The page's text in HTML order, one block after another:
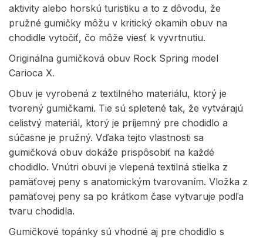
aktivity alebo horskú turistiku a to z dôvodu, že
pružné gumičky môžu v kritický okamih obuv na
chodidle vytočiť, čo môže viesť k vyvrtnutiu.
Originálna gumičková obuv Rock Spring model
Carioca X.
Obuv je vyrobená z textilného materiálu, ktorý je
tvorený gumičkami. Tie sú spletené tak, že vytvárajú
celistvý materiál, ktorý je príjemný pre chodidlo a
súčasne je pružný. Vďaka tejto vlastnosti sa
gumičková obuv dokáže prispôsobiť na každé
chodidlo. Vnútri obuvi je vlepená textilná stielka z
pamäťovej peny s anatomickým tvarovaním. Vložka z
pamäťovej peny sa po krátkom čase vytvaruje podľa
tvaru chodidla.
Gumičkové topánky sú vhodné aj pre chodidlo s